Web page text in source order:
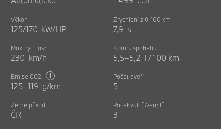
Výkon
125/170 kW/HP
Zrychlení z 0-100 km
7,9 s
Max. rychlost
230 km/h
Komb. spotřeba
5,5–5,2 l / 100 km
Emise CO2 i
125–119 g/km
Počet dveří
5
Země původu
ČR
Počet válců/ventilů
3